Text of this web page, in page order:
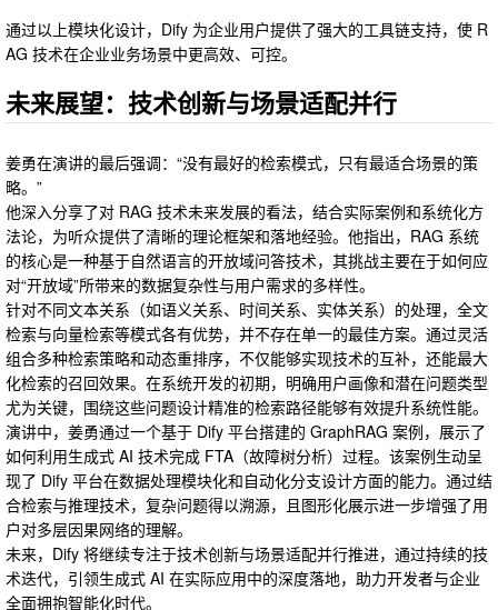
通过以上模块化设计，Dify 为企业用户提供了强大的工具链支持，使 R
AG 技术在企业业务场景中更高效、可控。
未来展望：技术创新与场景适配并行
姜勇在演讲的最后强调：“没有最好的检索模式，只有最适合场景的策
略。”
他深入分享了对 RAG 技术未来发展的看法，结合实际案例和系统化方
法论，为听众提供了清晰的理论框架和落地经验。他指出，RAG 系统
的核心是一种基于自然语言的开放域问答技术，其挑战主要在于如何应
对“开放域”所带来的数据复杂性与用户需求的多样性。
针对不同文本关系（如语义关系、时间关系、实体关系）的处理，全文
检索与向量检索等模式各有优势，并不存在单一的最佳方案。通过灵活
组合多种检索策略和动态重排序，不仅能够实现技术的互补，还能最大
化检索的召回效果。在系统开发的初期，明确用户画像和潜在问题类型
尤为关键，围绕这些问题设计精准的检索路径能够有效提升系统性能。
演讲中，姜勇通过一个基于 Dify 平台搭建的 GraphRAG 案例，展示了
如何利用生成式 AI 技术完成 FTA（故障树分析）过程。该案例生动呈
现了 Dify 平台在数据处理模块化和自动化分支设计方面的能力。通过结
合检索与推理技术，复杂问题得以溯源，且图形化展示进一步增强了用
户对多层因果网络的理解。
未来，Dify 将继续专注于技术创新与场景适配并行推进，通过持续的技
术迭代，引领生成式 AI 在实际应用中的深度落地，助力开发者与企业
全面拥抱智能化时代。